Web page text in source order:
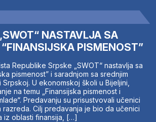
NASTAVLJA SA
PISMENOST”
Republike Srpske „SWOT“ nastavlja sa
pismenost” i saradnjom sa srednjim
Srpskoj. U ekonomskoj školi u Bijeljini,
na temu „Finansijska pismenost i
Predavanju su prisustvovali učenici
razreda. Cilj predavanja je bio da učenici
iz oblasti finansija, […]